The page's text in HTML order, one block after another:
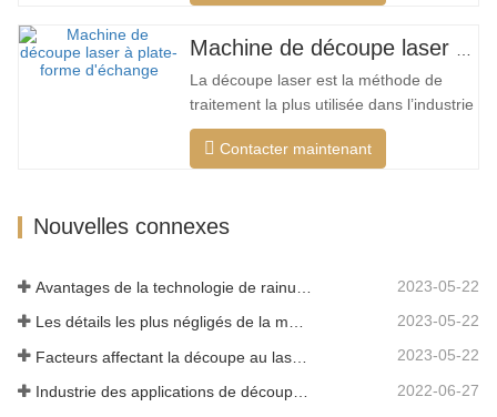
machines de découpe laser sont
constamment enrichis, et la qualité des
produits fabriqués par les grandes…
La découpe laser est la méthode de
traitement la plus utilisée dans l’industrie
du traitement au laser. Le faisceau
invisible remplace le couteau mécanique
d'une vitesse de coupe rapide, non
Contacter maintenant
Nouvelles connexes
2023-05-22
Les détails les plus négligés de la machine de découpe laser à fibre 2023-05-22
2023-05-22
2022-06-27